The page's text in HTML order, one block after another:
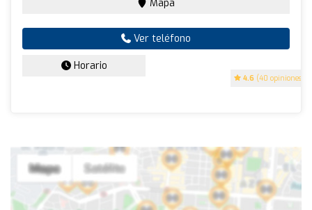
4.6 (40 opiniones)
Mapa
Ver teléfono
Horario